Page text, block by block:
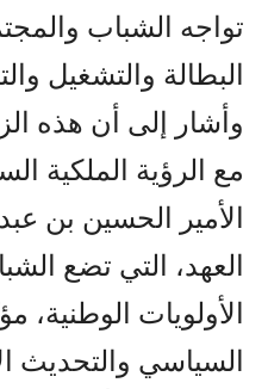
تواجه الشباب
البطالة والتشغيل
وأشار إلى أن هذه
مع الرؤية الملكية
الأمير الحسين بن
العهد، التي تضع
الأولويات الوطنية،
السياسي والتحديث